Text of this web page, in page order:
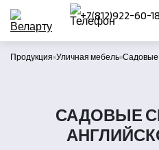
+7(812)922-60-18
Продукция Уличная мебель Садовые
САДОВЫЕ